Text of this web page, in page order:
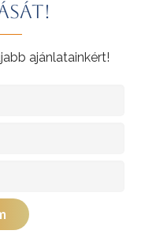
ajánlatainkért!